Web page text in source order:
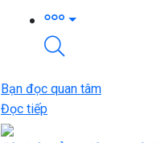
Bạn đọc quan tâm
Đọc tiếp